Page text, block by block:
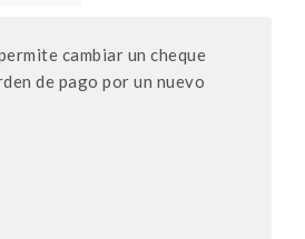
cambiar un cheque
de pago por un nuevo